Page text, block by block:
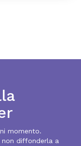
momento.
diffonderla a